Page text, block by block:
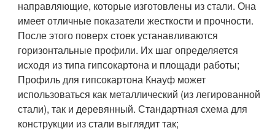
направляющие, которые изготовлены из стали. Она
имеет отличные показатели жесткости и прочности.
После этого поверх стоек устанавливаются
горизонтальные профили. Их шаг определяется
исходя из типа гипсокартона и площади работы;
Профиль для гипсокартона Кнауф может
использоваться как металлический (из легированной
стали), так и деревянный. Стандартная схема для
конструкции из стали выглядит так;